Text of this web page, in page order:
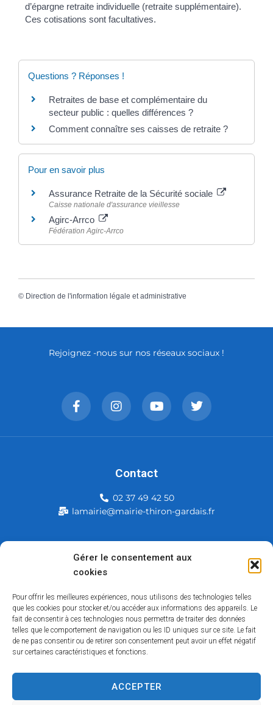
Gérer le consentement aux
cookies
Pour offrir les meilleures expériences, nous utilisons des technologies telles
que les cookies pour stocker et/ou accéder aux informations des appareils. Le
fait de consentir à ces technologies nous permettra de traiter des données
telles que le comportement de navigation ou les ID uniques sur ce site. Le fait
de ne pas consentir ou de retirer son consentement peut avoir un effet négatif
sur certaines caractéristiques et fonctions.
ACCEPTER
d’épargne retraite individuelle (retraite supplémentaire).
Ces cotisations sont facultatives.
Questions ? Réponses !
Retraites de base et complémentaire du
secteur public : quelles différences ?
Comment connaître ses caisses de retraite ?
Pour en savoir plus
Assurance Retraite de la Sécurité sociale
Caisse nationale d'assurance vieillesse
Agirc-Arrco
Fédération Agirc-Arrco
© Direction de l'information légale et administrative
Mairie de Thiron-Gardais
28480 Thiron-Gardais
Rejoignez -nous sur nos réseaux sociaux !
Contact
02 37 49 42 50
lamairie@mairie-thiron-gardais.fr